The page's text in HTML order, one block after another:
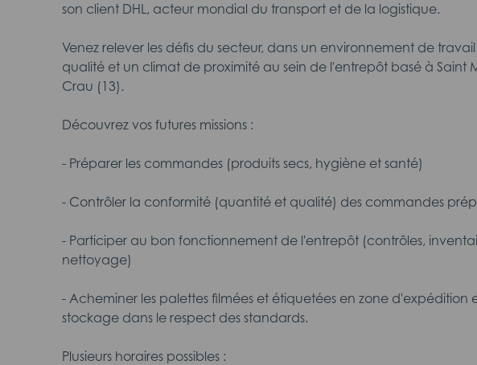
son client DHL, acteur mondial du transport et de la logistique.
Venez relever les défis du secteur, dans un environnement de
qualité et un climat de proximité au sein de l'entrepôt basé à Saint
Crau (13).
Découvrez vos futures missions :
- Préparer les commandes (produits secs, hygiène et santé)
- Contrôler la conformité (quantité et qualité) des commandes
- Participer au bon fonctionnement de l'entrepôt (contrôles,
nettoyage)
- Acheminer les palettes filmées et étiquetées en zone d'expédition
stockage dans le respect des standards.
Plusieurs horaires possibles :